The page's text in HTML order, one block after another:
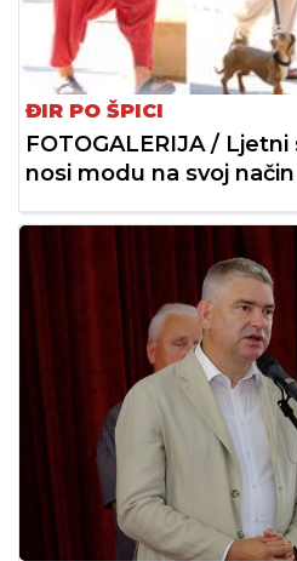
ĐIR PO ŠPICI
FOTOGALERIJA /
nosi modu na svoj način